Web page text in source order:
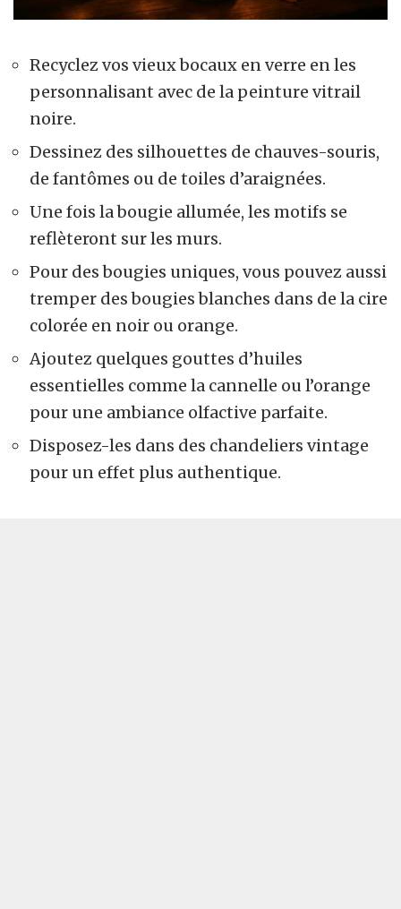
Recyclez vos vieux bocaux en verre en les
personnalisant avec de la peinture vitrail
noire.
Dessinez des silhouettes de chauves-souris,
de fantômes ou de toiles d’araignées.
Une fois la bougie allumée, les motifs se
reflèteront sur les murs.
Pour des bougies uniques, vous pouvez aussi
tremper des bougies blanches dans de la cire
colorée en noir ou orange.
Ajoutez quelques gouttes d’huiles
essentielles comme la cannelle ou l’orange
pour une ambiance olfactive parfaite.
Disposez-les dans des chandeliers vintage
pour un effet plus authentique.